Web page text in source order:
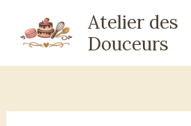
contenu
Atelier des
Douceurs